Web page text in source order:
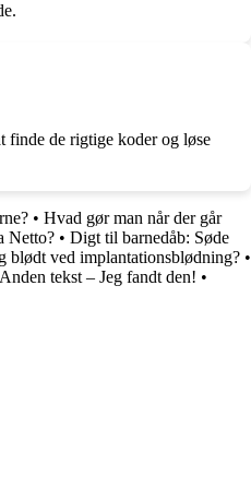
finde de rigtige koder og løse
• Hvad gør man når der går
Netto? • Digt til barnedåb: Søde
blødt ved implantationsblødning? •
tekst – Jeg fandt den! •